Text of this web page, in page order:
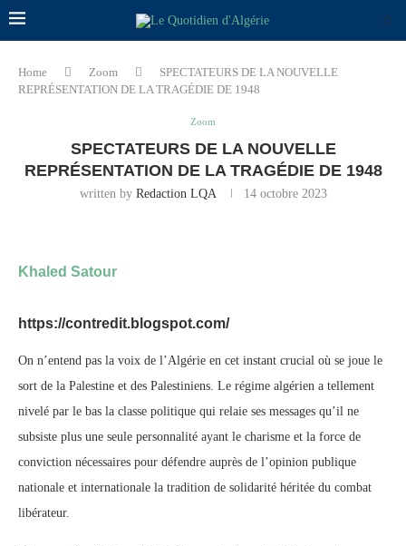
Home Zoom
SPECTATEURS DE LA NOUVELLE
REPRÉSENTATION DE LA TRAGÉDIE DE 1948
Zoom
SPECTATEURS DE LA NOUVELLE
REPRÉSENTATION DE LA TRAGÉDIE DE 1948
written by Redaction LQA 14 octobre 2023
Khaled Satour
https://contredit.blogspot.com/
On n’entend pas la voix de l’Algérie en cet instant crucial où se joue le
sort de la Palestine et des Palestiniens. Le régime algérien a tellement
nivelé par le bas la classe politique qui relaie ses messages qu’il ne
subsiste plus une seule personnalité ayant le charisme et la force de
conviction nécessaires pour défendre auprès de l’opinion publique
nationale et internationale la tradition de solidarité héritée du combat
libérateur.